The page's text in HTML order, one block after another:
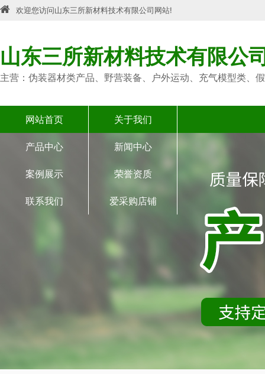
欢迎您访问山东三所新材料技术有限公司网站!
山东三所新材料技术有限公
主营：伪装器材类产品、野营装备、户外运动、充气模型类、
网站首页 关于我们
产品中心 新闻中心
案例展示 荣誉资质
联系我们 爱采购店铺